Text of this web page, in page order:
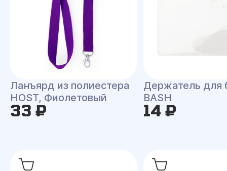
Ланъярд из полиестера
HOST, Фиолетовый
33 ₽
Держатель для
BASH
14 ₽